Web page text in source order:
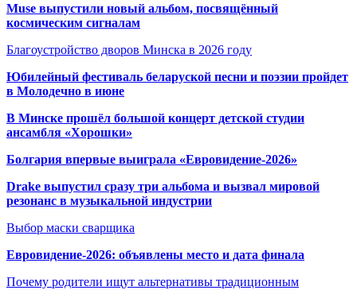
Muse выпустили новый альбом, посвящённый
космическим сигналам
Благоустройство дворов Минска в 2026 году
Юбилейный фестиваль беларуской песни и поэзии пройдет
в Молодечно в июне
В Минске прошёл большой концерт детской студии
ансамбля «Хорошки»
Болгария впервые выиграла «Евровидение-2026»
Drake выпустил сразу три альбома и вызвал мировой
резонанс в музыкальной индустрии
Выбор маски сварщика
Евровидение-2026: объявлены место и дата финала
Почему родители ищут альтернативы традиционным